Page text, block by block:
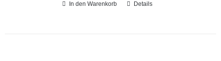
In den Warenkorb Details